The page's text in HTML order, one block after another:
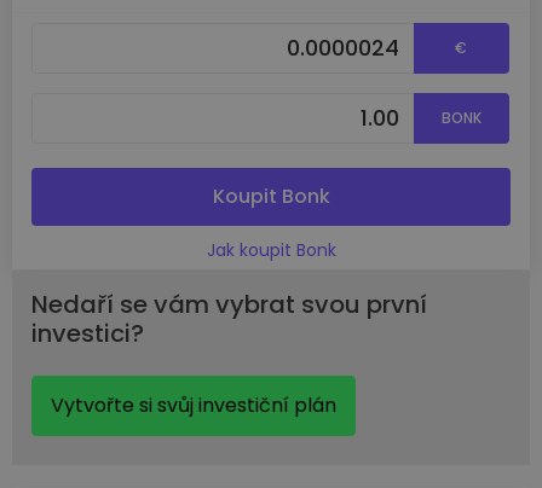
€
BONK
Koupit Bonk
Jak koupit Bonk
Nedaří se vám vybrat svou první
investici?
Vytvořte si svůj investiční plán